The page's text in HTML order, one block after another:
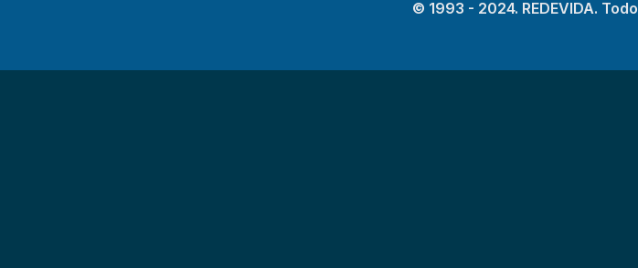
© 1993 - 2024. REDEVIDA.